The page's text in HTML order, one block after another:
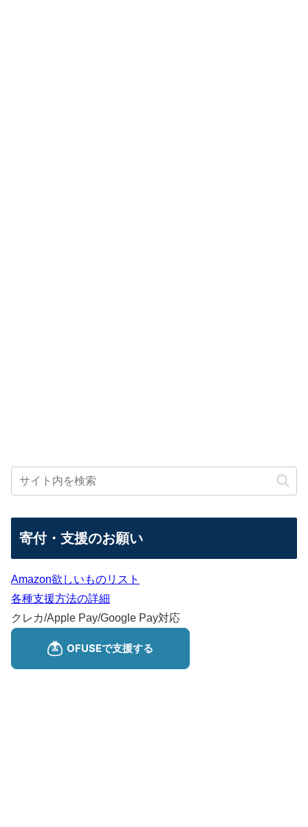
寄付・支援のお願い
Amazon欲しいものリスト
各種支援方法の詳細
クレカ/Apple Pay/Google Pay対応